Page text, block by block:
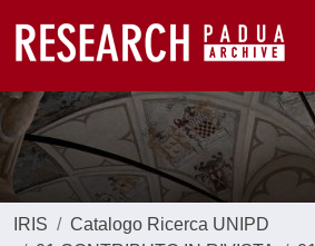
IRIS
Catalogo Ricerca UNIPD